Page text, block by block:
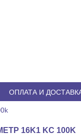
ОПЛАТА И
16K1 KC 100K